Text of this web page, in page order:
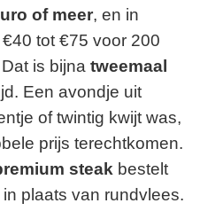
of meer, en in
tot €75 voor 200
is bijna tweemaal
Een avondje uit
of twintig kwijt was,
prijs terechtkomen.
steak bestelt
plaats van rundvlees.